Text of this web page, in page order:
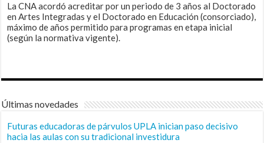
La CNA acordó acreditar por un periodo de 3 años al Doctorado
en Artes Integradas y el Doctorado en Educación (consorciado),
máximo de años permitido para programas en etapa inicial
(según la normativa vigente).
Últimas novedades
Futuras educadoras de párvulos UPLA inician paso decisivo
hacia las aulas con su tradicional investidura